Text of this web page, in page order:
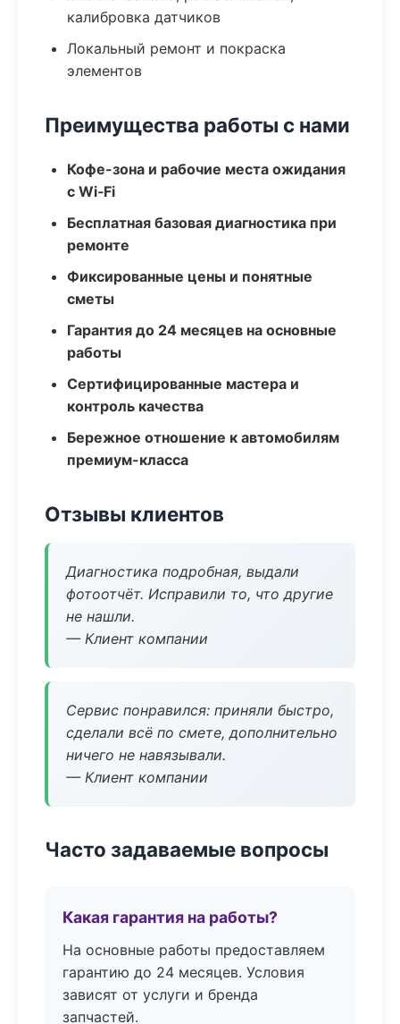
калибровка датчиков
Локальный ремонт и покраска
элементов
Преимущества работы с нами
Кофе-зона и рабочие места ожидания
с Wi‑Fi
Бесплатная базовая диагностика при
ремонте
Фиксированные цены и понятные
сметы
Гарантия до 24 месяцев на основные
работы
Сертифицированные мастера и
контроль качества
Бережное отношение к автомобилям
премиум-класса
Отзывы клиентов
Диагностика подробная, выдали
фотоотчёт. Исправили то, что другие
не нашли.
— Клиент компании
Сервис понравился: приняли быстро,
сделали всё по смете, дополнительно
ничего не навязывали.
— Клиент компании
Часто задаваемые вопросы
Какая гарантия на работы?
На основные работы предоставляем
гарантию до 24 месяцев. Условия
зависят от услуги и бренда
запчастей.